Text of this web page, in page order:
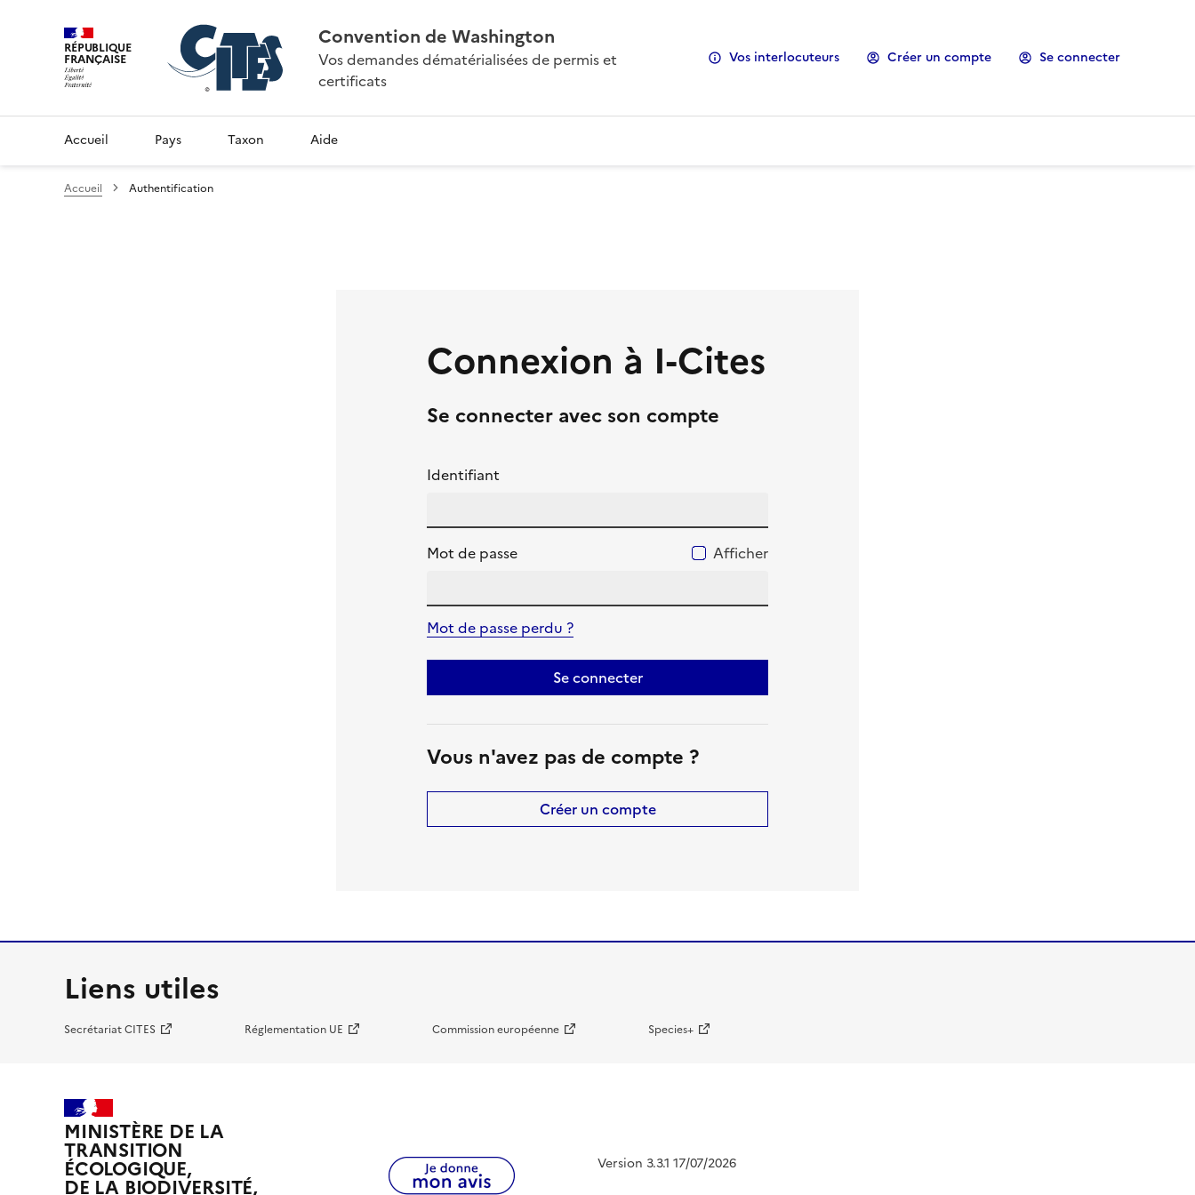
RÉPUBLIQUE
FRANÇAISE
Convention de Washington
Vos demandes dématérialisées de permis et
certificats
Vos interlocuteurs Créer un compte Se connecter
Accueil Pays Taxon Aide
Accueil Authentification
Connexion à I-Cites
Se connecter avec son compte
Identifiant
Mot de passe Afficher
Mot de passe perdu ?
Se connecter
Vous n'avez pas de compte ?
Créer un compte
Liens utiles
Secrétariat CITES Réglementation UE Commission européenne Species+
MINISTÈRE DE LA
TRANSITION
ÉCOLOGIQUE,
DE LA BIODIVERSITÉ,
Version 3.3.1 17/07/2026